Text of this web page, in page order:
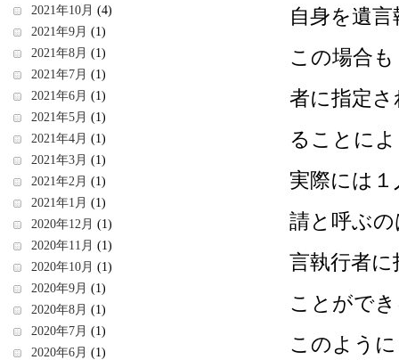
自身を遺
この場合
者に指定
ることに
実際には
請と呼ぶ
言執行者
ことがで
このよう
2021年10月 (4)
2021年9月 (1)
2021年8月 (1)
2021年7月 (1)
2021年6月 (1)
2021年5月 (1)
2021年4月 (1)
2021年3月 (1)
2021年2月 (1)
2021年1月 (1)
2020年12月 (1)
2020年11月 (1)
2020年10月 (1)
2020年9月 (1)
2020年8月 (1)
2020年7月 (1)
2020年6月 (1)